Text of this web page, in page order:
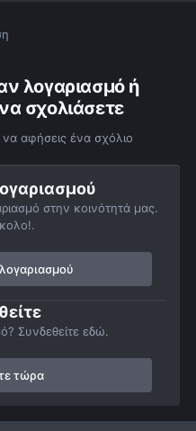
λογαριασμό ή
σχολιάσετε
να αφήσεις ένα σχόλιο
στην κοινότητά μας.
Συνδεθείτε εδώ.
τώρα